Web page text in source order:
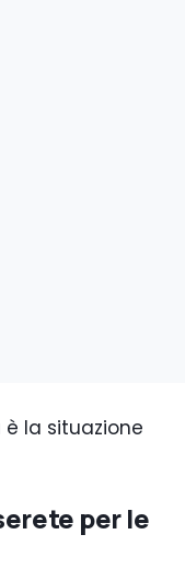
è la situazione
per le